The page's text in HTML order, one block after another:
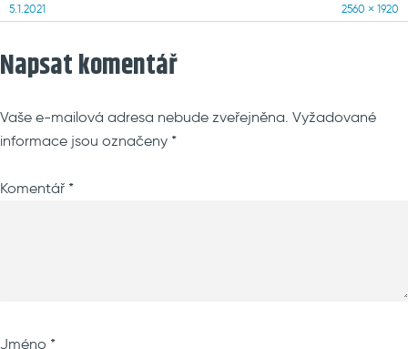
Posted
5.1.2021
Full
2560 × 1920
Napsat komentář
Vaše e-mailová adresa nebude zveřejněna. Vyžadované
informace jsou označeny *
Komentář *
Jméno *